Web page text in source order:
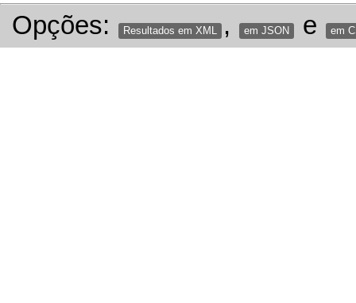
Opções: Resultados em XML , em JSON e em